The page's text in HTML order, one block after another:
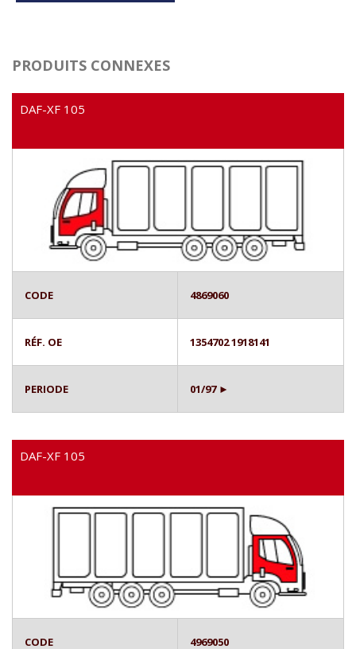
PRODUITS CONNEXES
DAF-XF 105
CODE 4869060
RÉF. OE 1354702 1918141
PERIODE 01/97 ►
DAF-XF 105
CODE 4969050